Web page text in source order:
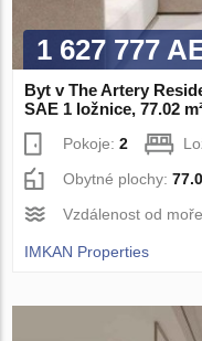
1 627 777
Byt v The Artery
SAE 1 ložnice, 77.02
Pokoje:2
Obytné plochy:
Vzdálenost od
IMKAN Properties